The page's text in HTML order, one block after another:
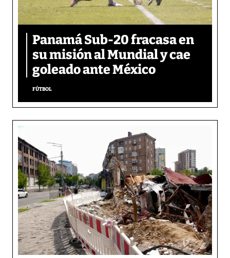
Panamá Sub-20 fracasa en
su misión al Mundial y cae
goleado ante México
FÚTBOL